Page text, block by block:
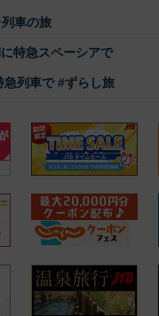
車の旅
特急スペーシアで
列車で #ずらし旅